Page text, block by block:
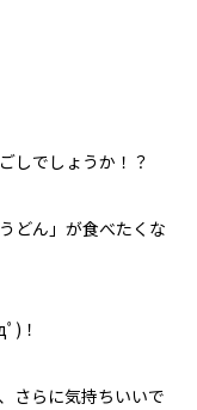
しでしょうか！？
どん」が食べたくな
)！
さらに気持ちいいで